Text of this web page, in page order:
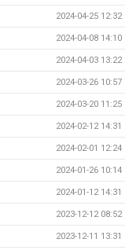
2024-04-25 12:32
2024-04-08 14:10
2024-04-03 13:22
2024-03-26 10:57
2024-03-20 11:25
2024-02-12 14:31
2024-02-01 12:24
2024-01-26 10:14
2024-01-12 14:31
2023-12-12 08:52
2023-12-11 13:31